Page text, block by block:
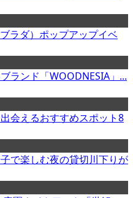
ラダ）ポップアップイベ
ランド「WOODNESIA」...
会えるおすすめスポット8
で楽しむ夜の貸切川下りが